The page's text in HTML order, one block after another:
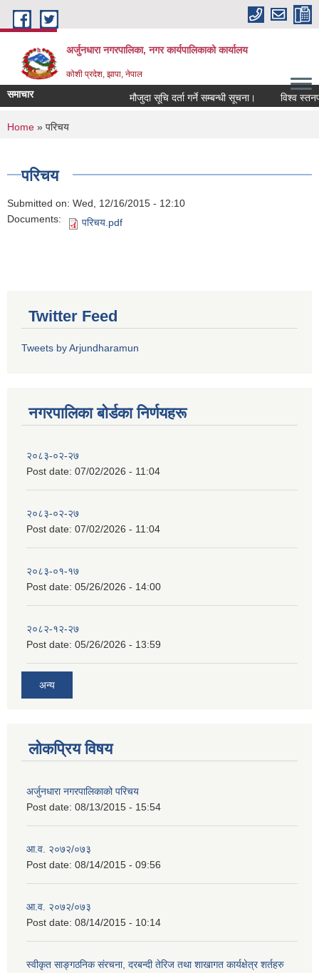
Skip to main content
अर्जुनधारा नगरपालिका, नगर कार्यपालिकाको कार्यालय
कोशी प्रदेश, झापा, नेपाल
समाचार मौजुदा सूचि दर्ता गर्ने सम्बन्धी सूचना। विश्व
You are here
Home » परिचय
परिचय
Submitted on: Wed, 12/16/2015 - 12:10
Documents:
परिचय.pdf
Twitter Feed
Tweets by Arjundharamun
नगरपालिका बाेर्डका निर्णयहरू
२०८३-०२-२७
Post date: 07/02/2026 - 11:04
२०८३-०२-२७
Post date: 07/02/2026 - 11:04
२०८३-०१-१७
Post date: 05/26/2026 - 14:00
२०८२-१२-२७
Post date: 05/26/2026 - 13:59
अन्य
लोकप्रिय विषय
अर्जुनधारा नगरपालिकाको परिचय
Post date: 08/13/2015 - 15:54
आ.व. २०७२/०७३
Post date: 08/14/2015 - 09:56
आ.व. २०७२/०७३
Post date: 08/14/2015 - 10:14
स्वीकृत साङ्गठनिक संरचना, दरबन्दी तेरिज तथा शाखागत कार्यक्षेत्र शर्तहरु